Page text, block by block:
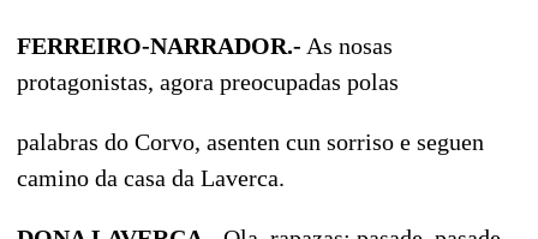
FERREIRO-NARRADOR.- As nosas
protagonistas, agora preocupadas polas
palabras do Corvo, asenten cun sorriso e seguen
camino da casa da Laverca.